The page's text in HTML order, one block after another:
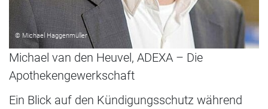
© Michael Haggenmüller
Michael van den Heuvel, ADEXA – Die
Apothekengewerkschaft
Ein Blick auf den Kündigungsschutz während